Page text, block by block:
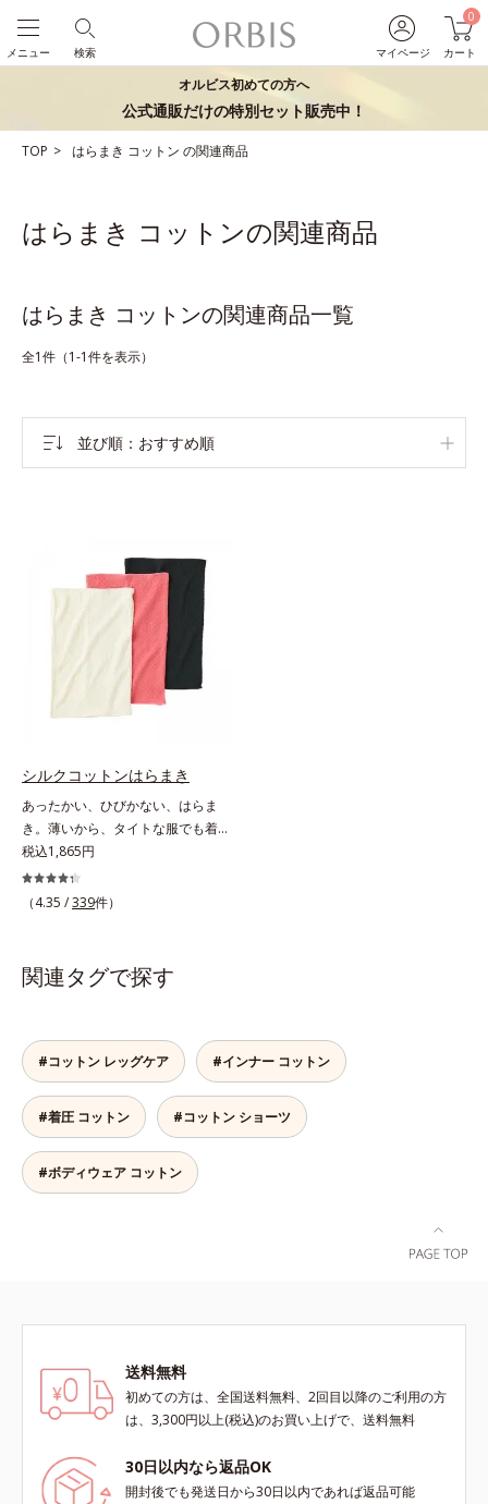
マイページ
0
カート
検索
メニュー
オルビス初めての方へ
公式通販だけの特別セット販売中！
TOP はらまき コットン の関連商品
はらまき コットンの関連商品
はらまき コットンの関連商品一覧
全1件（1-1件を表示）
並び順 おすすめ順
シルクコットンはらまき
あったかい、ひびかない、はらま
き。薄いから、タイトな服でも着こ
なしスマート。贅沢なダブル素材
で、薄手なのに驚くほどポカポカ肌
側はシルク100％、表側はコットン
ためこむから、薄手なのに驚くほど
ポカポカ。脇には縫い目がないの
対応します。
税込1,865円
（4.35 /339件）
関連タグで探す
#コットン レッグケア #インナー コットン
#着圧 コットン #コットン ショーツ
#ボディウェア コットン
送料無料
初めての方は、全国送料無料、2回目以降のご利用の方
は、3,300円以上(税込)のお買い上げで、送料無料
30日以内なら返品OK
開封後でも発送日から30日以内であれば返品可能